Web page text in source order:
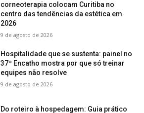
corneoterapia colocam Curitiba no
centro das tendências da estética em
2026
9 de agosto de 2026
Hospitalidade que se sustenta: painel no
37º Encatho mostra por que só treinar
equipes não resolve
9 de agosto de 2026
Do roteiro à hospedagem: Guia prático